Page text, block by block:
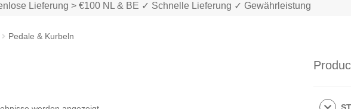
Lieferung > €100 NL & BE ✓ Schnelle Lieferung ✓ Gewährleistung
Pedale & Kurbeln